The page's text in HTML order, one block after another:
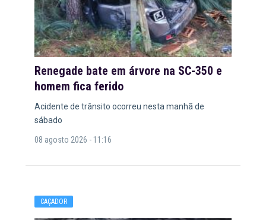
Renegade bate em árvore na SC-350 e
homem fica ferido
Acidente de trânsito ocorreu nesta manhã de
sábado
08 agosto 2026 - 11:16
CAÇADOR